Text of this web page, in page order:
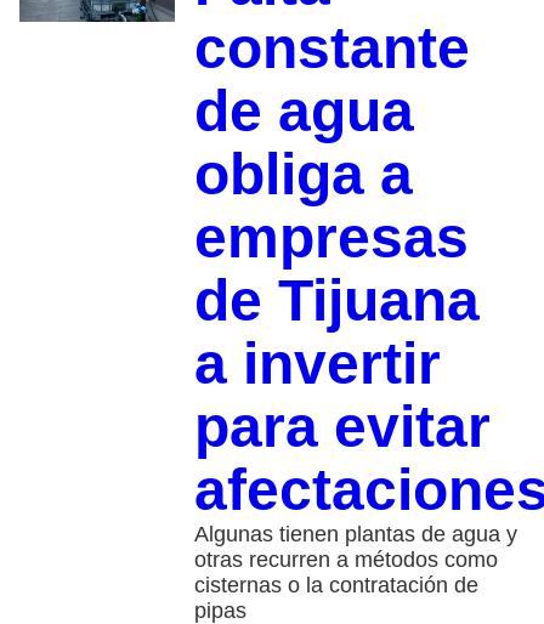
constante
de agua
obliga a
empresas
de Tijuana
a invertir
para evitar
Algunas tienen plantas de agua y
otras recurren a métodos como
cisternas o la contratación de
pipas